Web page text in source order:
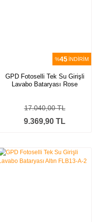
%45 İNDİRİM
GPD Fotoselli Tek Su Girişli
Lavabo Bataryası Rose
9.369,90 TL
17.040,00 TL